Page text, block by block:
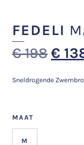
FEDELI
€198€
Sneldrogende
MAAT
M